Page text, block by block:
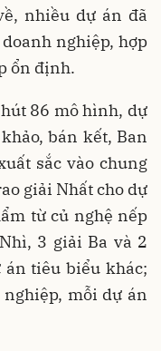
nhiều dự án đã
nghiệp, hợp
ổn định.
86 mô hình, dự
bán kết, Ban
sắc vào chung
giải Nhất cho dự
từ củ nghệ nếp
3 giải Ba và 2
tiêu biểu khác;
mỗi dự án